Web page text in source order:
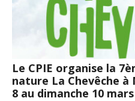
Le CPIE organise la
nature La Chevêche
8 au dimanche 10